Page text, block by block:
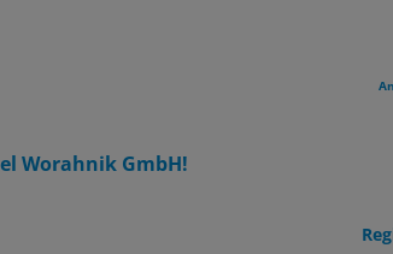
Worahnik GmbH!